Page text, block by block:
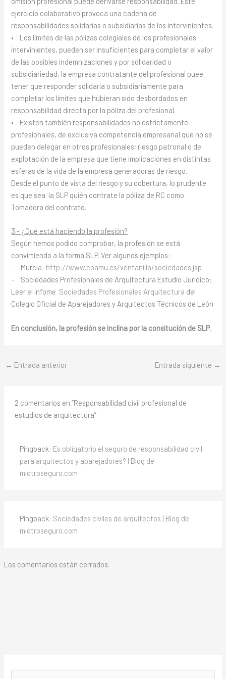
ejercicio colaborativo provoca una cadena de
responsabilidades solidarias o subsidiarias de los intervinientes.
• Los límites de las pólizas colegiales de los profesionales
intervinientes, pueden ser insuficientes para completar el valor
de las posibles indemnizaciones y por solidaridad o
subsidiariedad, la empresa contratante del profesional puee
tener que responder solidaria o subsidiariamente para
completar los límites que hubieran sido desbordados en
responsabilidad directa por la póliza del profesional.
• Existen también responsabilidades no estrictamente
profesionales, de exclusiva competencia empresarial que no se
pueden delegar en otros profesionales; riesgo patronal o de
explotación de la empresa que tiene implicaciones en distintas
esferas de la vida de la empresa generadoras de riesgo.
Desde el punto de vista del riesgo y su cobertura, lo prudente
es que sea la SLP quién contrate la póliza de RC como
Tomadora del contrato.
3.- ¿Qué está haciendo la profesión?
Según hemos podido comprobar, la profesión se está
convirtiendo a la forma SLP. Ver algunos ejemplos:
– Murcia: http://www.coamu.es/ventanilla/sociedades.jsp
– Sociedades Profesionales de Arquitectura Estudio Jurídico:
Leer el infome Sociedades Profesionales Arquitectura del
Colegio Oficial de Aparejadores y Arquitectos Técnicos de León
En conclusión, la profesión se inclina por la consitución de SLP.
← Entrada anterior Entrada siguiente →
2 comentarios en “Responsabilidad civil profesional de
estudios de arquitectura”
Pingback: Es obligatorio el seguro de responsabilidad civil
para arquitectos y aparejadores? | Blog de
miotroseguro.com
Pingback: Sociedades civiles de arquitectos | Blog de
miotroseguro.com
Los comentarios están cerrados.